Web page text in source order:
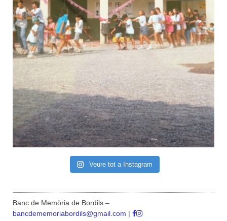
Veure tot a Instagram
Banc de Memòria de Bordils –
bancdememoriabordils@gmail.com |